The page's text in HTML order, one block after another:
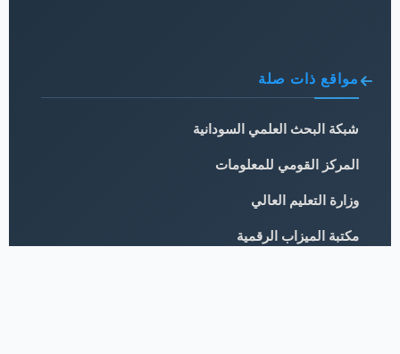
مواقع ذات صلة
شبكة البحث العلمي السودانية
المركز القومي للمعلومات
وزارة التعليم العالي
مكتبة الميزاب الرقمية